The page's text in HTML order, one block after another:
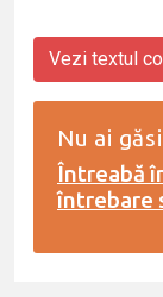
Vezi textul
Nu ai
Întreabă
întrebare